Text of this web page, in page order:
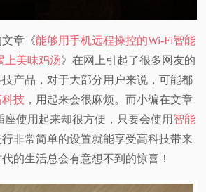
文章《能够用手机远程操控的Wi-Fi智能
上美味鸡汤》在网上引起了很多网友的
产品，对于大部分用户来说，可能都
科技 ，用起来会很麻烦。而小编在文章
座使用起来却很方便，只要会使用 智能
行非常简单的设置就能享受高科技带来
的生活总会有意想不到的惊喜！